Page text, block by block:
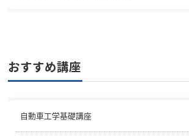
おすすめ講座
自動車工学基礎講座